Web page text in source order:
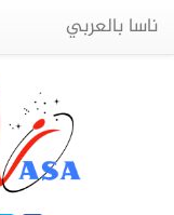
ناسا بالعربي